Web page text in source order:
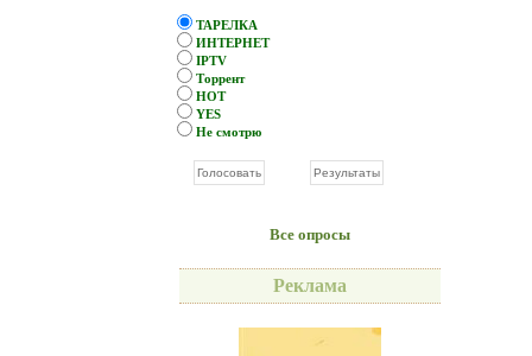
ТАРЕЛКА
ИНТЕРНЕТ
IPTV
Торрент
HOT
YES
Не смотрю
Все опросы
Реклама